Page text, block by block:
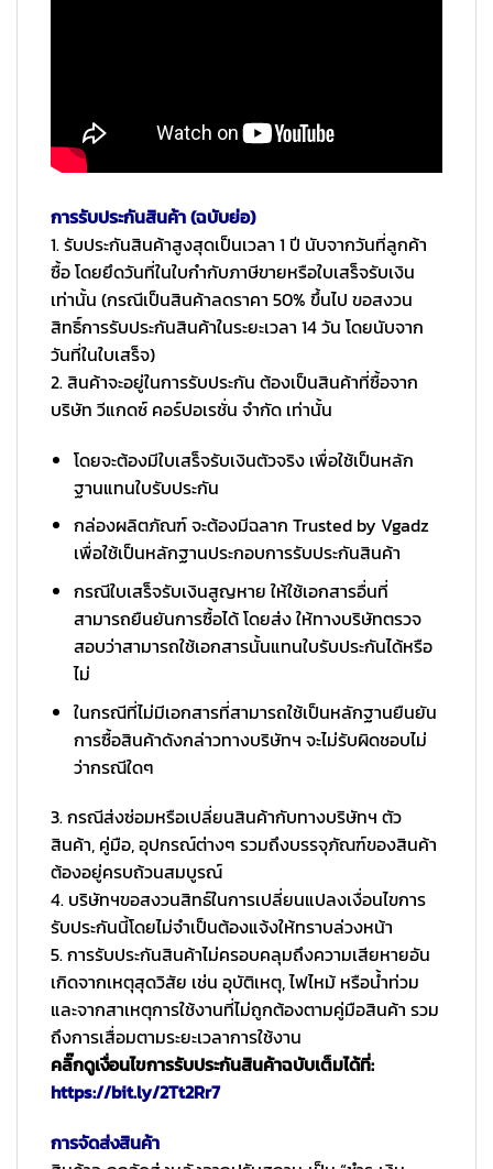
การรับประกันสินค้า (ฉบับย่อ)
1. รับประกันสินค้าสูงสุดเป็นเวลา 1 ปี นับจากวันที่ลูกค้า
ซื้อ โดยยึดวันที่ในใบกำกับภาษีขายหรือใบเสร็จรับเงิน
เท่านั้น (กรณีเป็นสินค้าลดราคา 50% ขึ้นไป ขอสงวน
สิทธิ์การรับประกันสินค้าในระยะเวลา 14 วัน โดยนับจาก
วันที่ในใบเสร็จ)
2. สินค้าจะอยู่ในการรับประกัน ต้องเป็นสินค้าที่ซื้อจาก
บริษัท วีแกดซ์ คอร์ปอเรชั่น จำกัด เท่านั้น
โดยจะต้องมีใบเสร็จรับเงินตัวจริง เพื่อใช้เป็นหลัก
ฐานแทนใบรับประกัน
กล่องผลิตภัณฑ์ จะต้องมีฉลาก Trusted by Vgadz
เพื่อใช้เป็นหลักฐานประกอบการรับประกันสินค้า
กรณีใบเสร็จรับเงินสูญหาย ให้ใช้เอกสารอื่นที่
สามารถยืนยันการซื้อได้ โดยส่ง ให้ทางบริษัทตรวจ
สอบว่าสามารถใช้เอกสารนั้นแทนใบรับประกันได้หรือ
ไม่
ในกรณีที่ไม่มีเอกสารที่สามารถใช้เป็นหลักฐานยืนยัน
การซื้อสินค้าดังกล่าวทางบริษัทฯ จะไม่รับผิดชอบไม่
ว่ากรณีใดๆ
3. กรณีส่งซ่อมหรือเปลี่ยนสินค้ากับทางบริษัทฯ ตัว
สินค้า, คู่มือ, อุปกรณ์ต่างๆ รวมถึงบรรจุภัณฑ์ของสินค้า
ต้องอยู่ครบถ้วนสมบูรณ์
4. บริษัทฯขอสงวนสิทธ์ในการเปลี่ยนแปลงเงื่อนไขการ
รับประกันนี้โดยไม่จำเป็นต้องแจ้งให้ทราบล่วงหน้า
5. การรับประกันสินค้าไม่ครอบคลุมถึงความเสียหายอัน
เกิดจากเหตุสุดวิสัย เช่น อุบัติเหตุ, ไฟไหม้ หรือน้ำท่วม
และจากสาเหตุการใช้งานที่ไม่ถูกต้องตามคู่มือสินค้า รวม
ถึงการเสื่อมตามระยะเวลาการใช้งาน
คลิ๊กดูเงื่อนไขการรับประกันสินค้าฉบับเต็มได้ที่:
https://bit.ly/2Tt2Rr7
การจัดส่งสินค้า